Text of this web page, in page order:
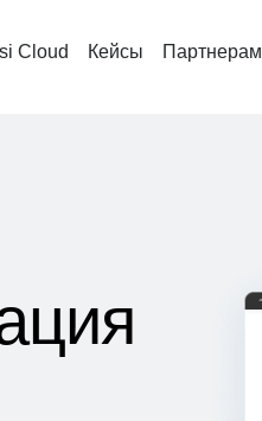
Cloud Кейсы Партнерам